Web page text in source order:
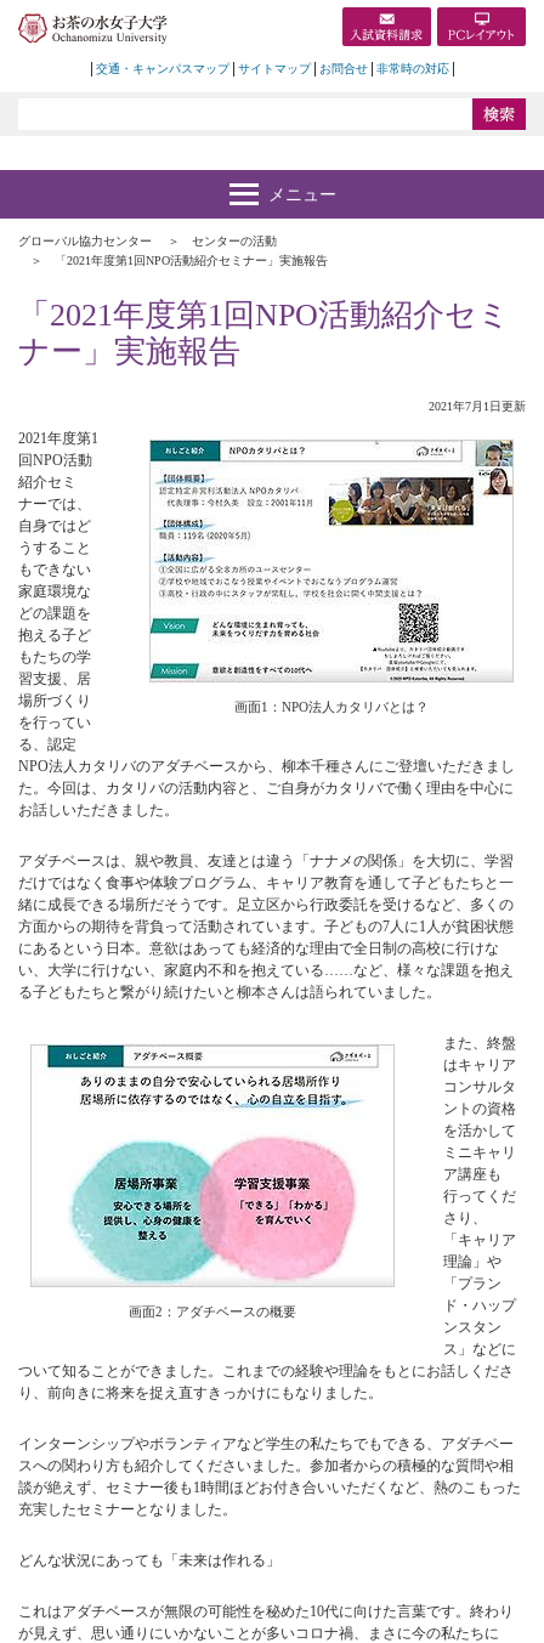
交通・キャンパスマップ サイトマップ お問合せ 非常時の対応
グローバル協力センター
センターの活動
「2021年度第1回NPO活動紹介セミナー」実施報告
「2021年度第1回NPO活動紹介セミ
ナー」実施報告
2021年7月1日更新
画面1：NPO法人カタリバとは？
2021年度第1
回NPO活動
紹介セミ
ナーでは、
自身ではど
うすること
もできない
家庭環境な
どの課題を
抱える子ど
もたちの学
習支援、居
場所づくり
を行ってい
る、認定
NPO法人カタリバのアダチベースから、柳本千種さんにご登壇いただきまし
た。今回は、カタリバの活動内容と、ご自身がカタリバで働く理由を中心に
お話しいただきました。
アダチベースは、親や教員、友達とは違う「ナナメの関係」を大切に、学習
だけではなく食事や体験プログラム、キャリア教育を通して子どもたちと一
緒に成長できる場所だそうです。足立区から行政委託を受けるなど、多くの
方面からの期待を背負って活動されています。子どもの7人に1人が貧困状態
にあるという日本。意欲はあっても経済的な理由で全日制の高校に行けな
い、大学に行けない、家庭内不和を抱えている……など、様々な課題を抱え
る子どもたちと繋がり続けたいと柳本さんは語られていました。
画面2：アダチベースの概要
また、終盤
はキャリア
コンサルタ
ントの資格
を活かして
ミニキャリ
ア講座も
行ってくだ
さり、
「キャリア
理論」や
「プラン
ド・ハップ
ンスタン
ス」などに
ついて知ることができました。これまでの経験や理論をもとにお話しくださ
り、前向きに将来を捉え直すきっかけにもなりました。
インターンシップやボランティアなど学生の私たちでもできる、アダチベー
スへの関わり方も紹介してくださいました。参加者からの積極的な質問や相
談が絶えず、セミナー後も1時間ほどお付き合いいただくなど、熱のこもった
充実したセミナーとなりました。
どんな状況にあっても「未来は作れる」
これはアダチベースが無限の可能性を秘めた10代に向けた言葉です。終わり
が見えず、思い通りにいかないことが多いコロナ禍、まさに今の私たちに